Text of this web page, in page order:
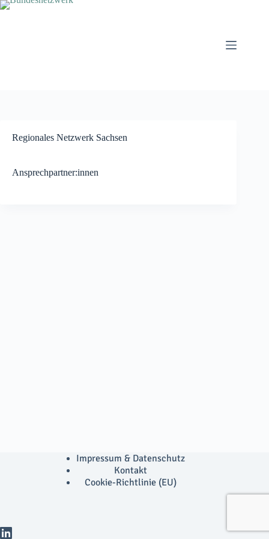
Zum
Regionales Netzwerk Sachsen
Ansprechpartner:innen
Impressum & Datenschutz
Kontakt
Cookie-Richtlinie (EU)